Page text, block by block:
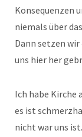
Konsequenzen
niemals über
Dann setzen
uns hier her
Ich habe Kirche
es ist
nicht war uns